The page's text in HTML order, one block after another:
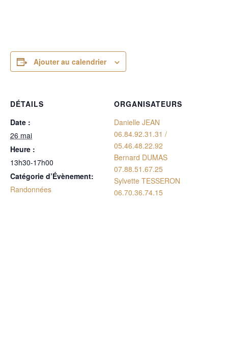
Ajouter au calendrier
DÉTAILS
Date :
26 mai
Heure :
13h30-17h00
Catégorie d’Évènement:
Randonnées
ORGANISATEURS
Danielle JEAN
06.84.92.31.31 /
05.46.48.22.92
Bernard DUMAS
07.88.51.67.25
Sylvette TESSERON
06.70.36.74.15